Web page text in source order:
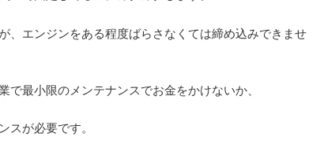
、エンジンをある程度ばらさなくては締め込みできませ
で最小限のメンテナンスでお金をかけないか、
スが必要です。